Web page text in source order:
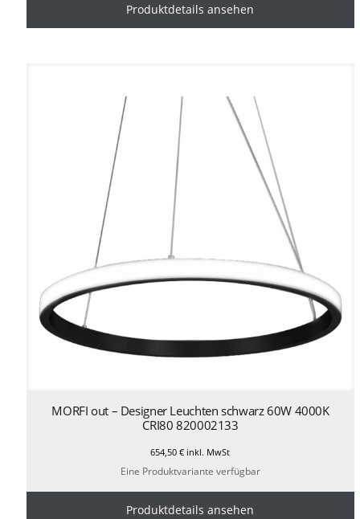
Produktdetails ansehen
MORFI out – Designer Leuchten schwarz 60W 4000K
CRI80 820002133
654,50€ inkl. MwSt
Eine Produktvariante verfügbar
Produktdetails ansehen